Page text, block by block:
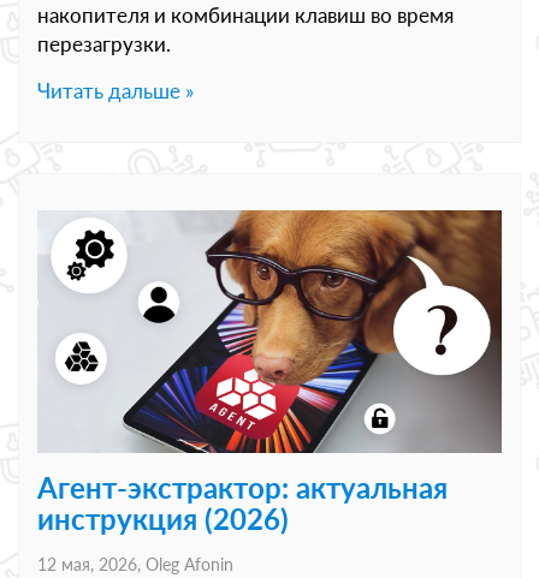
накопителя и комбинации клавиш во время
перезагрузки.
Читать дальше »
Агент-экстрактор: актуальная
инструкция (2026)
12 мая, 2026, Oleg Afonin